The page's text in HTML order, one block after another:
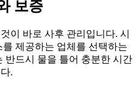
보증
이 바로 사후 관리입니다. 시
제공하는 업체를 선택하는
반드시 물을 틀어 충분한 시간
.